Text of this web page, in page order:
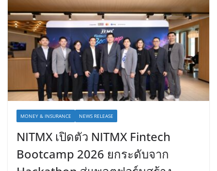
MONEY & INSURANCE NEWS RELEASE
NITMX เปิดตัว NITMX Fintech
Bootcamp 2026 ยกระดับจาก